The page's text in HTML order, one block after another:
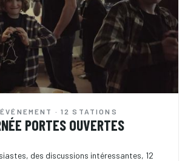
· 12 STATIONS
PORTES OUVERTES
des discussions intéressantes, 12